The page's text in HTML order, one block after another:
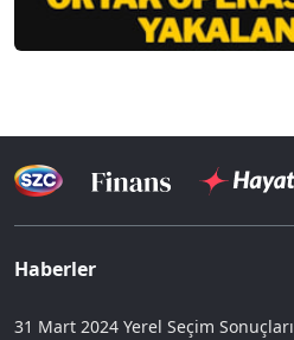
Haberler
31 Mart 2024 Yerel Seçim Sonuçları